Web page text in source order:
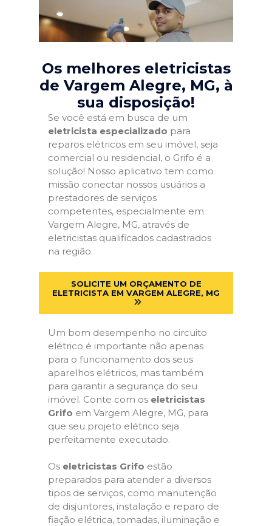
Os melhores eletricistas
de Vargem Alegre, MG, à
sua disposição!
Se você está em busca de um
eletricista especializado para
reparos elétricos em seu imóvel, seja
comercial ou residencial, o Grifo é a
solução! Nosso aplicativo tem como
missão conectar nossos usuários a
prestadores de serviços
competentes, especialmente em
Vargem Alegre, MG, através de
eletricistas qualificados cadastrados
na região.
SOLICITE UM ORÇAMENTO DE
ELETRICISTA EM VARGEM ALEGRE, MG
Um bom desempenho no circuito
elétrico é importante não apenas
para o funcionamento dos seus
aparelhos elétricos, mas também
para garantir a segurança do seu
imóvel. Conte com os eletricistas
Grifo em Vargem Alegre, MG, para
que seu projeto elétrico seja
perfeitamente executado.
Os eletricistas Grifo estão
preparados para atender a diversos
tipos de serviços, como manutenção
de disjuntores, instalação e reparo de
fiação elétrica, tomadas, iluminação e